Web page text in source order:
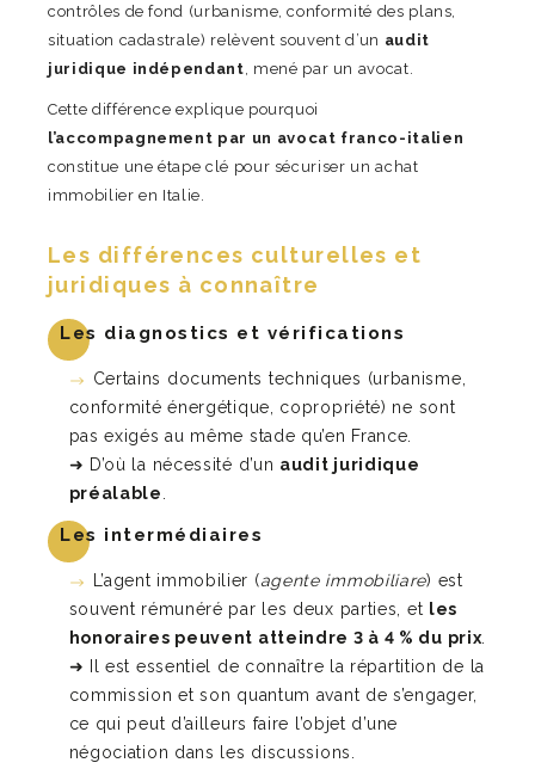
contrôles de fond (urbanisme, conformité des plans,
situation cadastrale) relèvent souvent d’un audit
juridique indépendant , mené par un avocat.
Cette différence explique pourquoi
l’accompagnement par un avocat franco-italien
constitue une étape clé pour sécuriser un achat
immobilier en Italie.
Les différences culturelles et
juridiques à connaître
Les diagnostics et vérifications
Certains documents techniques (urbanisme,
conformité énergétique, copropriété) ne sont
pas exigés au même stade qu’en France.
➜ D’où la nécessité d’un audit juridique
préalable
Les intermédiaires
L’agent immobilier (agente immobiliare) est
souvent rémunéré par les deux parties, et les
honoraires peuvent atteindre 3 à 4 % du prix
➜ Il est essentiel de connaître la répartition de la
commission et son quantum avant de s’engager,
ce qui peut d’ailleurs faire l’objet d’une
négociation dans les discussions.